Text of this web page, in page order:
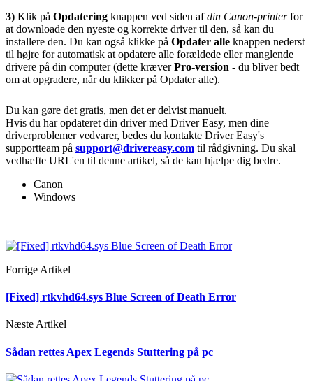
3) Klik på Opdatering knappen ved siden afdin Canon-printerfor
at downloade den nyeste og korrekte driver til den, så kan du
installere den. Du kan også klikke på Opdater alle knappen nederst
til højre for automatisk at opdatere alle forældede eller manglende
drivere på din computer (dette kræver Pro-version - du bliver bedt
om at opgradere, når du klikker på Opdater alle).
Du kan gøre det gratis, men det er delvist manuelt.
Hvis du har opdateret din driver med Driver Easy, men dine
driverproblemer vedvarer, bedes du kontakte Driver Easy's
supportteam på support@drivereasy.com til rådgivning. Du skal
vedhæfte URL'en til denne artikel, så de kan hjælpe dig bedre.
Canon
Windows
Forrige Artikel
[Fixed] rtkvhd64.sys Blue Screen of Death Error
Næste Artikel
Sådan rettes Apex Legends Stuttering på pc